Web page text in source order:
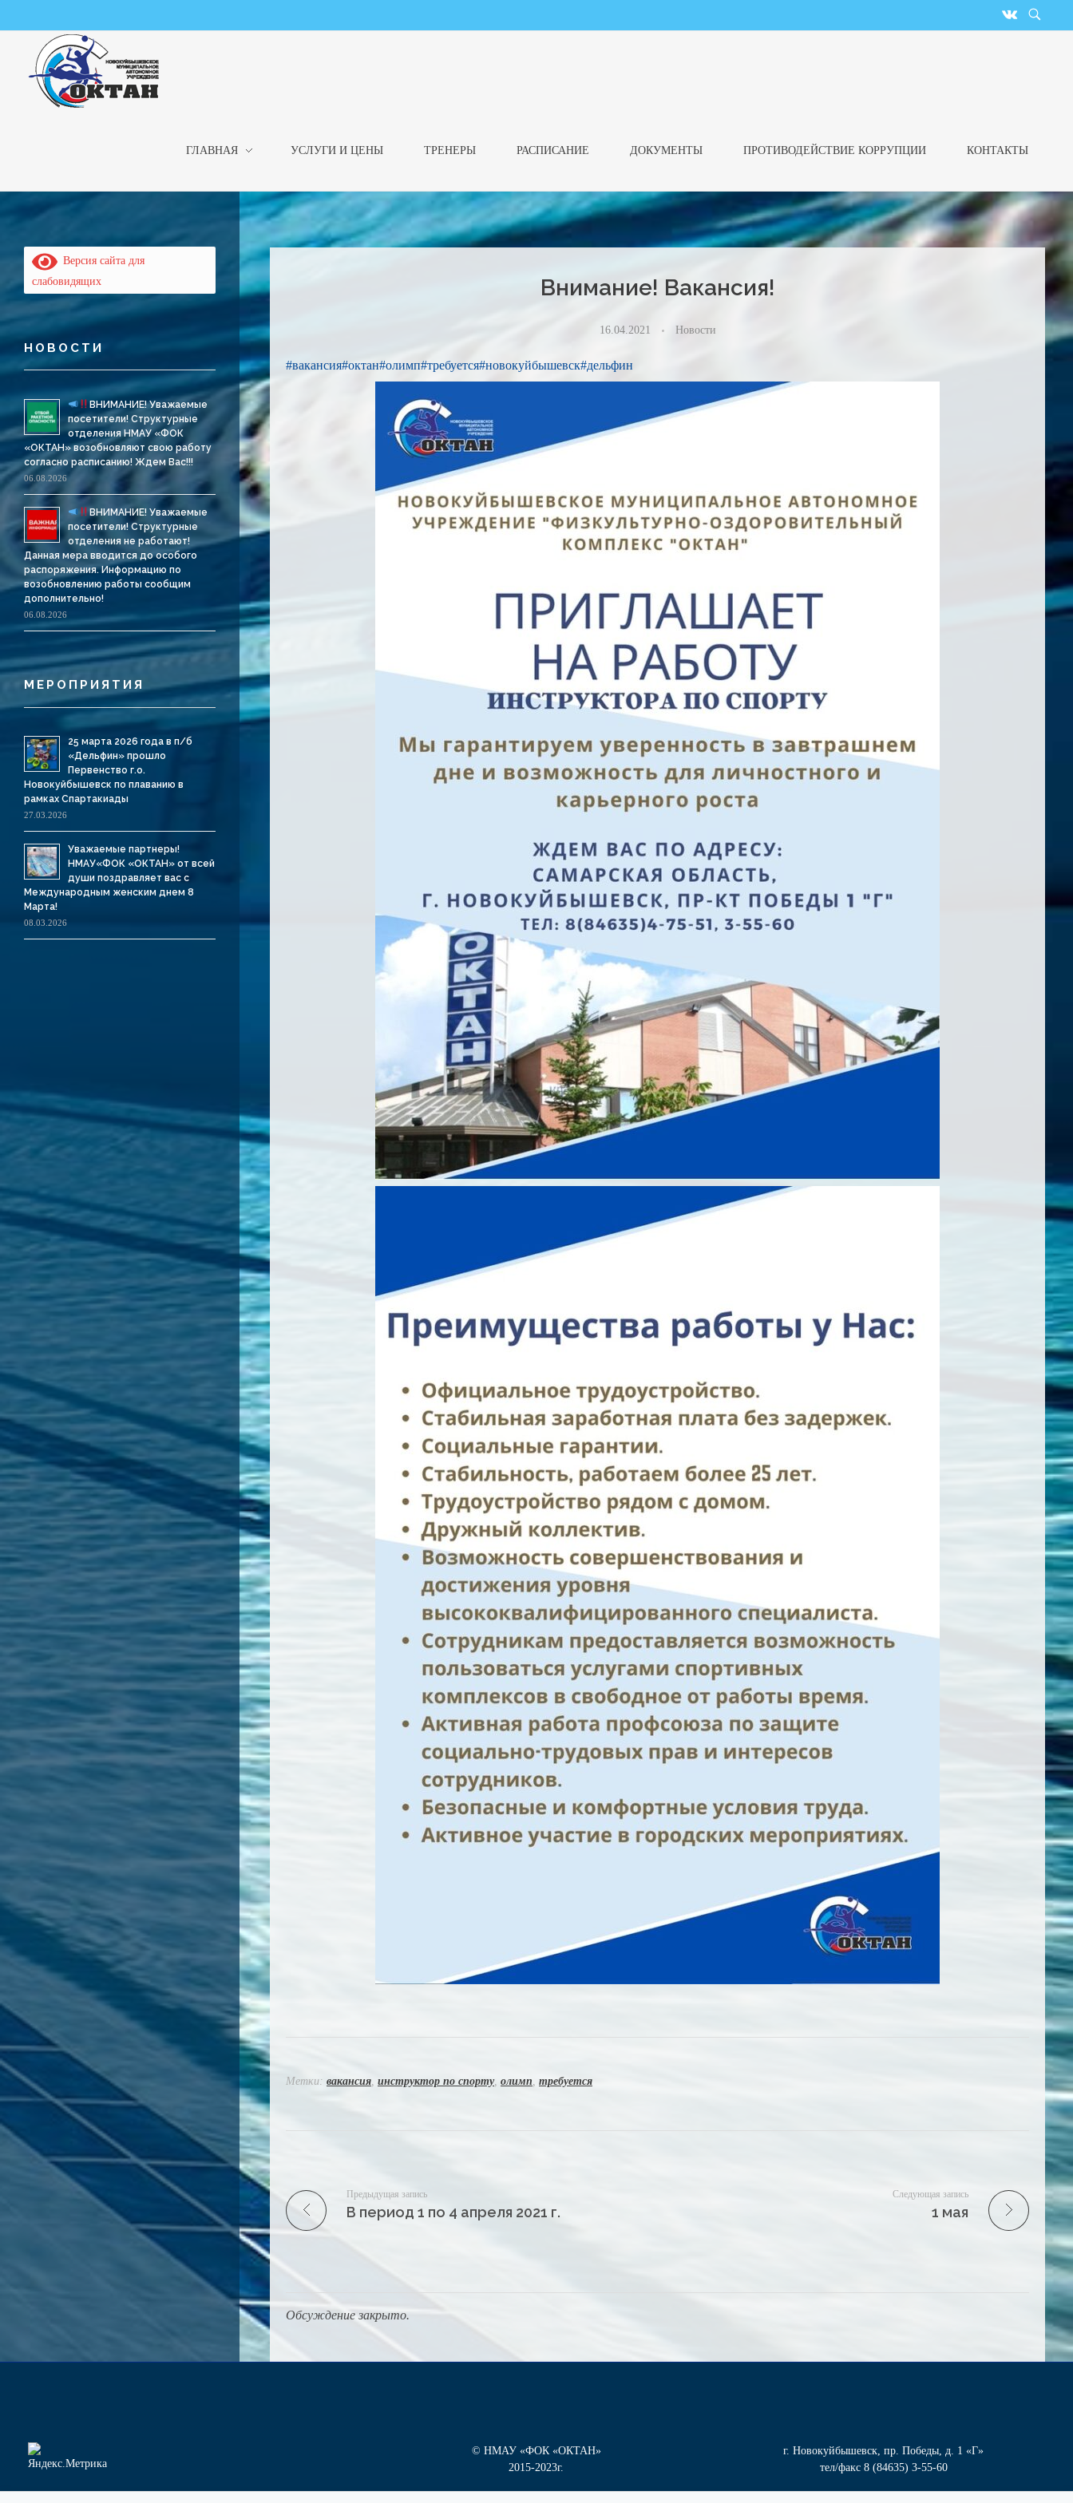
ГЛАВНАЯ УСЛУГИ И ЦЕНЫ ТРЕНЕРЫ РАСПИСАНИЕ ДОКУМЕНТЫ ПРОТИВОДЕЙСТВИЕ КОРРУПЦИИ КОНТАКТЫ
Внимание! Вакансия!
16.04.2021 Новости
#вакансия#октан#олимп#требуется#новокуйбышевск#дельфин
Метки: вакансия инструктор по спорту, олимп требуется
Предыдущая запись
В период 1 по 4 апреля 2021 г.
Следующая запись
1 мая
Обсуждение закрыто.
Версия сайта для
слабовидящих
НОВОСТИ
ВНИМАНИЕ! Уважаемые
посетители! Структурные
отделения НМАУ «ФОК
«ОКТАН» возобновляют свою работу
согласно расписанию! Ждем Вас!!!
06.08.2026
ВНИМАНИЕ! Уважаемые
посетители! Структурные
отделения не работают!
Данная мера вводится до особого
распоряжения. Информацию по
возобновлению работы сообщим
дополнительно!
06.08.2026
МЕРОПРИЯТИЯ
25 марта 2026 года в п/б
«Дельфин» прошло
Первенство г.о.
Новокуйбышевск по плаванию в
рамках Спартакиады
27.03.2026
Уважаемые партнеры!
НМАУ«ФОК «ОКТАН» от всей
души поздравляет вас с
Международным женским днем 8
Марта!
08.03.2026
© НМАУ «ФОК «ОКТАН»
2015-2023г.
г. Новокуйбышевск, пр. Победы, д. 1 «Г»
тел/факс 8 (84635) 3-55-60